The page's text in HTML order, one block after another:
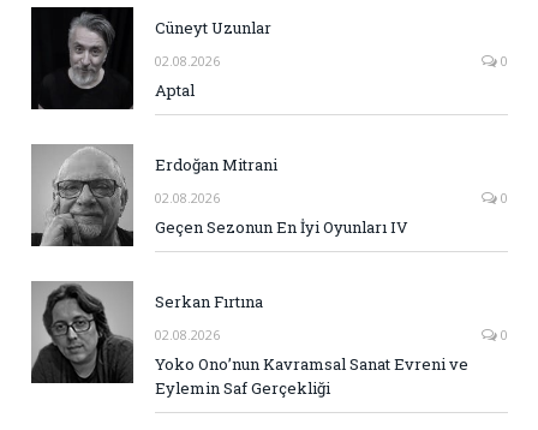
Cüneyt Uzunlar
02.08.2026 0
Aptal
Erdoğan Mitrani
02.08.2026 0
Geçen Sezonun En İyi Oyunları IV
Serkan Fırtına
02.08.2026 0
Yoko Ono’nun Kavramsal Sanat Evreni ve
Eylemin Saf Gerçekliği